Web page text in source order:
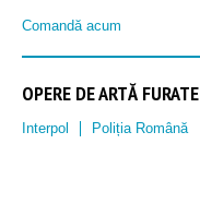
Comandă acum
OPERE DE ARTĂ FURATE
Interpol Poliția Română